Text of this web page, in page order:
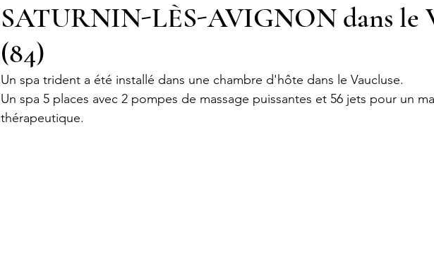
SATURNIN-LÈS-AVIGNON dans le
(84)
Un spa trident a été installé dans une chambre d'hôte dans le Vaucluse.
Un spa 5 places avec 2 pompes de massage puissantes et 56 jets pour un
thérapeutique.